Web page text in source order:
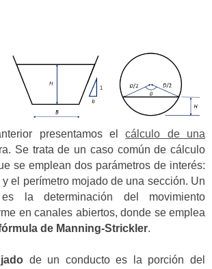
presentamos elcálculo de una
Se trata de un caso común de cálculo
se emplean dos parámetros de interés:
el perímetro mojado de una sección. Un
la determinación del movimiento
en canales abiertos, donde se emplea
de Manning-Strickler.
de un conducto es la porción del